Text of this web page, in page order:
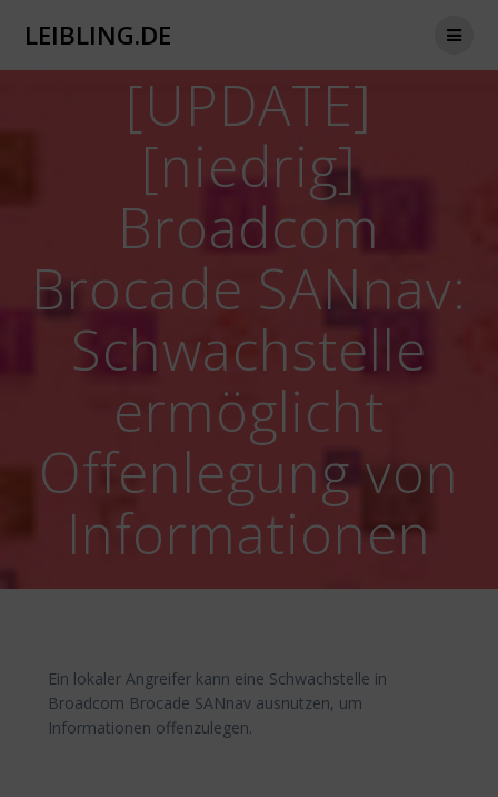
LEIBLING.DE
[UPDATE]
[niedrig]
Broadcom
Brocade SANnav:
Schwachstelle
ermöglicht
Offenlegung von
Informationen
Ein lokaler Angreifer kann eine Schwachstelle in
Broadcom Brocade SANnav ausnutzen, um
Informationen offenzulegen.